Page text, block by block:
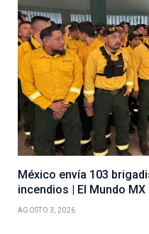
México envía 103
incendios | El Mundo MX
AGOSTO 3, 2026